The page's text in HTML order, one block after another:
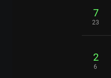
7
23
2
6